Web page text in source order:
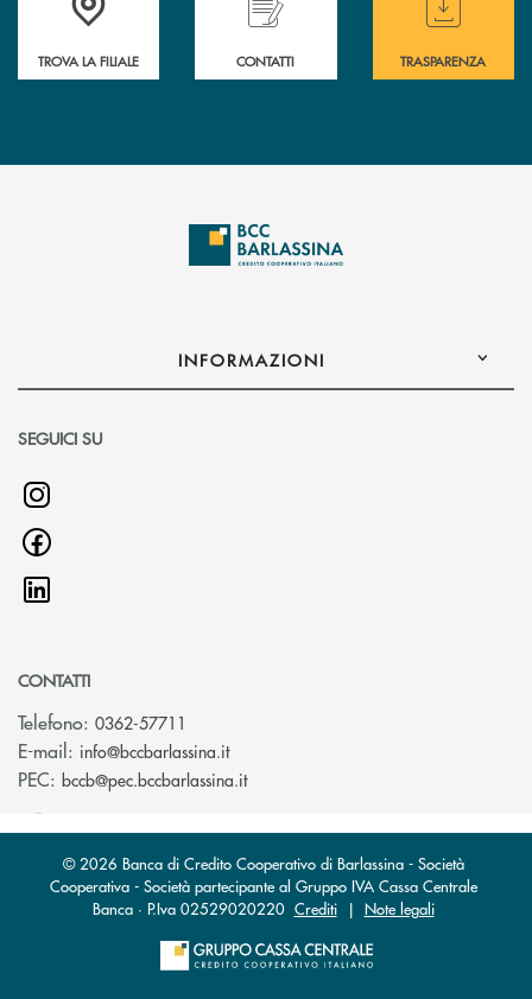
TROVA LA FILIALE CONTATTI TRASPARENZA
INFORMAZIONI
SEGUICI SU
CONTATTI
Telefono: 0362-57711
E-mail: info@bccbarlassina.it(si apre l’app di posta elettronica)
PEC: bccb@pec.bccbarlassina.it(si apre l’app di posta elettronica)
© 2026 Banca di Credito Cooperativo di Barlassina - Società
Cooperativa - Società partecipante al Gruppo IVA Cassa Centrale
Banca · P.Iva 02529020220 Crediti| Note legali